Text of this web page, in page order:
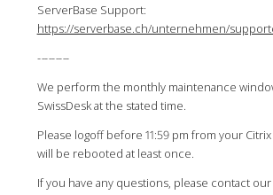
ServerBase Support:
https://serverbase.ch/unternehmen/
---------
We perform the monthly maintenance
SwissDesk at the stated time.
Please logoff before 11:59 pm from your
will be rebooted at least once.
If you have any questions, please contact